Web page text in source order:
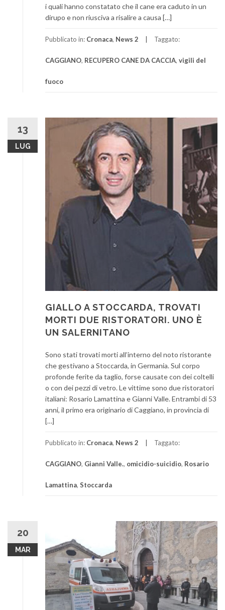
i quali hanno constatato che il cane era caduto in un
dirupo e non riusciva a risalire a causa […]
Pubblicato in: Cronaca, News 2 Taggato:
CAGGIANO, RECUPERO CANE DA CACCIA, vigili del
fuoco
13
LUG
GIALLO A STOCCARDA, TROVATI
MORTI DUE RISTORATORI. UNO È
UN SALERNITANO
Sono stati trovati morti all’interno del noto ristorante
che gestivano a Stoccarda, in Germania. Sul corpo
profonde ferite da taglio, forse causate con dei coltelli
o con dei pezzi di vetro. Le vittime sono due ristoratori
italiani: Rosario Lamattina e Gianni Valle. Entrambi di 53
anni, il primo era originario di Caggiano, in provincia di
[…]
Pubblicato in: Cronaca, News 2 Taggato:
CAGGIANO, Gianni Valle., omicidio-suicidio, Rosario
Lamattina, Stoccarda
20
MAR